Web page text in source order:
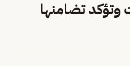
وتؤكد تضامنها